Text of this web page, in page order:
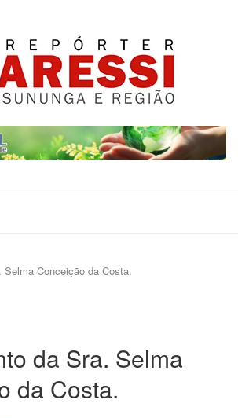
Selma Conceição da Costa.
da Sra. Selma
da Costa.